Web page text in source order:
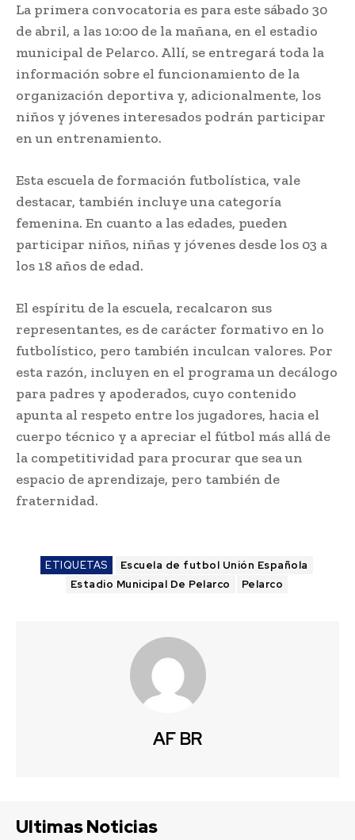
La primera convocatoria es para este sábado 30
de abril, a las 10:00 de la mañana, en el estadio
municipal de Pelarco. Allí, se entregará toda la
información sobre el funcionamiento de la
organización deportiva y, adicionalmente, los
niños y jóvenes interesados podrán participar
en un entrenamiento.
Esta escuela de formación futbolística, vale
destacar, también incluye una categoría
femenina. En cuanto a las edades, pueden
participar niños, niñas y jóvenes desde los 03 a
los 18 años de edad.
El espíritu de la escuela, recalcaron sus
representantes, es de carácter formativo en lo
futbolístico, pero también inculcan valores. Por
esta razón, incluyen en el programa un decálogo
para padres y apoderados, cuyo contenido
apunta al respeto entre los jugadores, hacia el
cuerpo técnico y a apreciar el fútbol más allá de
la competitividad para procurar que sea un
espacio de aprendizaje, pero también de
fraternidad.
ETIQUETAS
Escuela de futbol Unión Española
Estadio Municipal De Pelarco
Pelarco
AF BR
Ultimas Noticias